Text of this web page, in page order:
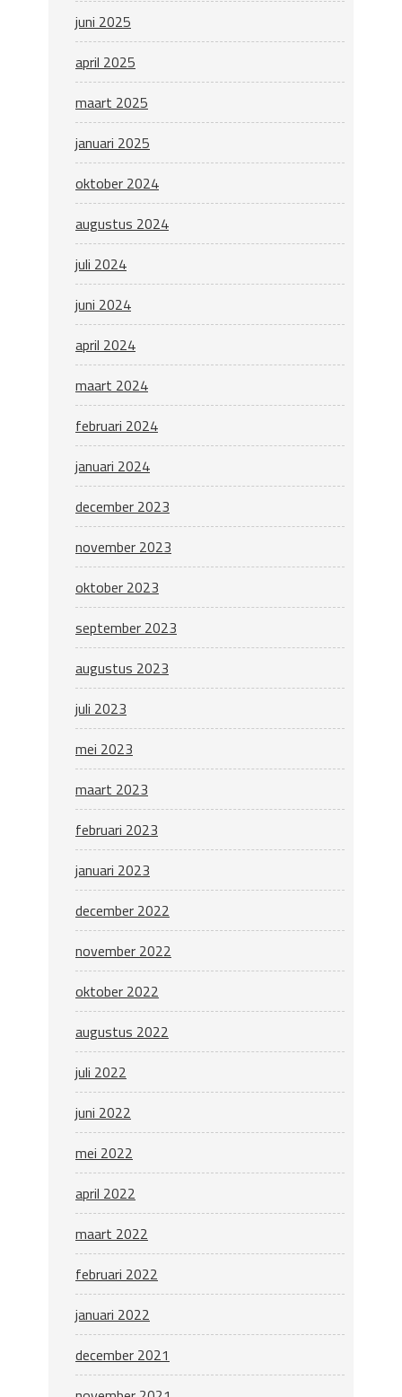
juni 2025
april 2025
maart 2025
januari 2025
oktober 2024
augustus 2024
juli 2024
juni 2024
april 2024
maart 2024
februari 2024
januari 2024
december 2023
november 2023
oktober 2023
september 2023
augustus 2023
juli 2023
mei 2023
maart 2023
februari 2023
januari 2023
december 2022
november 2022
oktober 2022
augustus 2022
juli 2022
juni 2022
mei 2022
april 2022
maart 2022
februari 2022
januari 2022
december 2021